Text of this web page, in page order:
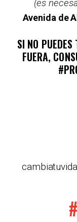
(es
Avenida de
SI NO
FUERA,